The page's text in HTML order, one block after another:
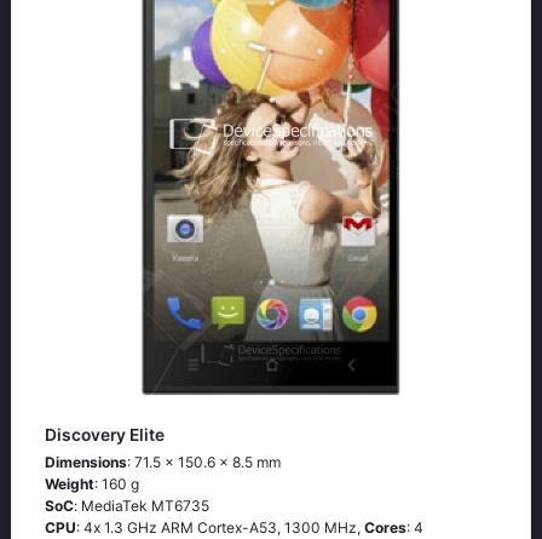
Discovery Elite
Dimensions: 71.5 x 150.6 x 8.5 mm
Weight: 160 g
SoC: МеdiаТеk МТ6735
CPU: 4х 1.3 GНz АRМ Соrtех-А53, 1300 MHz, Cores: 4